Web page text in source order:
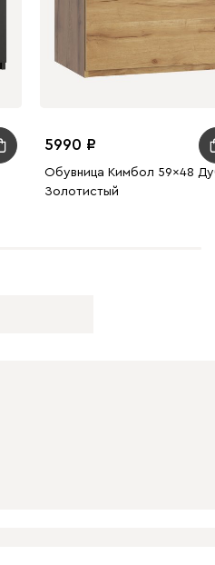
5990
Обувница Кимбол 59x48
Золотистый